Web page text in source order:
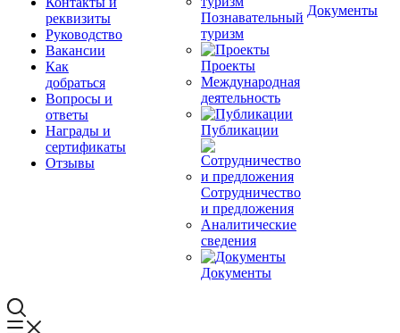
реквизиты
Руководство
Вакансии
Как
добраться
Вопросы и
ответы
Награды и
сертификаты
Отзывы
Познавательный
туризм
Проекты
Международная
деятельность
Публикации
Сотрудничество
и предложения
Аналитические
сведения
Документы
Документы